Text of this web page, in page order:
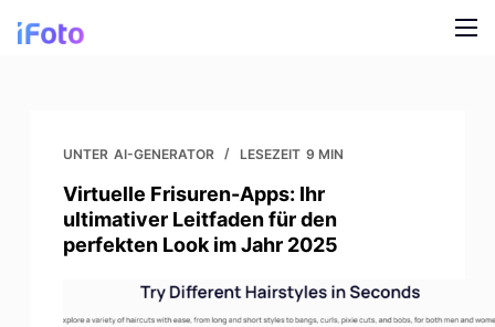
Z
Online-Hintergrundwechsler
AI-Hintergrund für Modelle
Snap Kleidung Recolor
Über uns
UNTER AI-GENERATOR LESEZEIT 9 MIN
Virtuelle Frisuren-Apps: Ihr
ultimativer Leitfaden für den
perfekten Look im Jahr 2025